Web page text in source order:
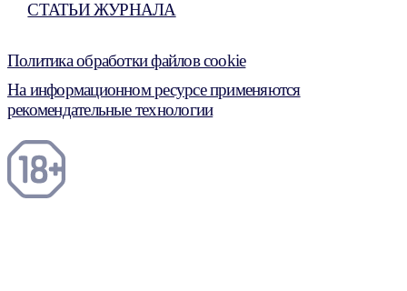
СТАТЬИ ЖУРНАЛА
Политика обработки файлов cookie
На информационном ресурсе применяются
рекомендательные технологии